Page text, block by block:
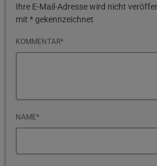
Ihre E-Mail-Adresse wird nicht
mit * gekennzeichnet
KOMMENTAR*
NAME*